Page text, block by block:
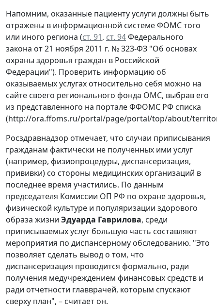
Напомним, оказанные пациенту услуги должны быть
отражены в информационной системе ФОМС того
или иного региона (ст. 91, ст. 94Федерального
закона от 21 ноября 2011 г. № 323-ФЗ "Об основах
охраны здоровья граждан в Российской
Федерации"). Проверить информацию об
оказываемых услугах относительно себя можно на
сайте своего регионального фонда ОМС, выбрав его
из представленного на портале ФФОМС РФ списка
(http://ora.ffoms.ru/portal/page/portal/top/about/
Росздравнадзор отмечает, что случаи приписывания
гражданам фактически не полученных ими услуг
(например, физиопроцедуры, диспансеризация,
прививки) со стороны медицинских организаций в
последнее время участились. По данным
председателя Комиссии ОП РФ по охране здоровья,
физической культуре и популяризации здорового
образа жизни Эдуарда Гаврилова, среди
приписываемых услуг большую часть составляют
мероприятия по диспансерному обследованию. "Это
позволяет сделать вывод о том, что
диспансеризация проводится формально, ради
получения медучреждением финансовых средств и
ради отчетности главврачей, которым спускают
сверху план", – считает он.